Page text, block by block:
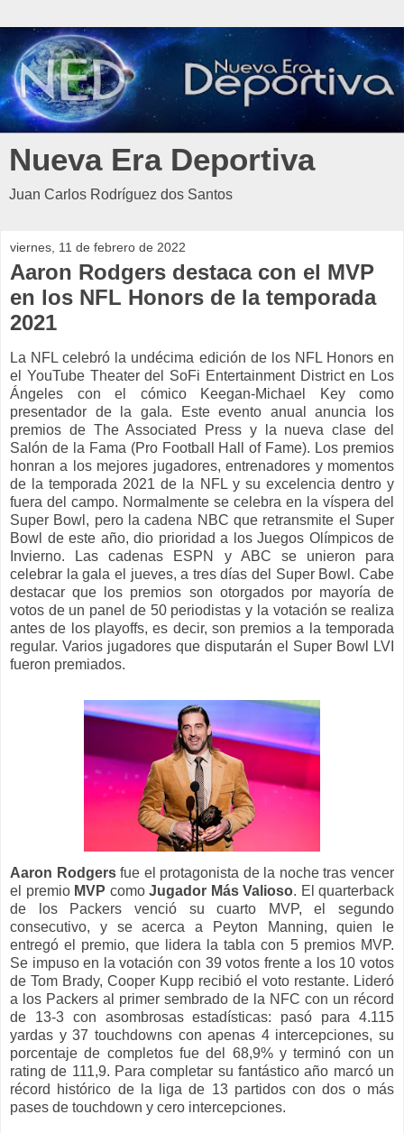
Nueva Era Deportiva
Juan Carlos Rodríguez dos Santos
viernes, 11 de febrero de 2022
Aaron Rodgers destaca con el MVP
en los NFL Honors de la temporada
2021
La NFL celebró la undécima edición de los NFL Honors en
el YouTube Theater del SoFi Entertainment District en Los
Ángeles con el cómico Keegan-Michael Key como
presentador de la gala. Este evento anual anuncia los
premios de The Associated Press y la nueva clase del
Salón de la Fama (Pro Football Hall of Fame). Los premios
honran a los mejores jugadores, entrenadores y momentos
de la temporada 2021 de la NFL y su excelencia dentro y
fuera del campo. Normalmente se celebra en la víspera del
Super Bowl, pero la cadena NBC que retransmite el Super
Bowl de este año, dio prioridad a los Juegos Olímpicos de
Invierno. Las cadenas ESPN y ABC se unieron para
celebrar la gala el jueves, a tres días del Super Bowl. Cabe
destacar que los premios son otorgados por mayoría de
votos de un panel de 50 periodistas y la votación se realiza
antes de los playoffs, es decir, son premios a la temporada
regular. Varios jugadores que disputarán el Super Bowl LVI
fueron premiados.
Aaron Rodgersfue el protagonista de la noche tras vencer
el premio MVP como Jugador Más Valioso. El quarterback
de los Packers venció su cuarto MVP, el segundo
consecutivo, y se acerca a Peyton Manning, quien le
entregó el premio, que lidera la tabla con 5 premios MVP.
Se impuso en la votación con 39 votos frente a los 10 votos
de Tom Brady, Cooper Kupp recibió el voto restante. Lideró
a los Packers al primer sembrado de la NFC con un récord
de 13-3 con asombrosas estadísticas: pasó para 4.115
yardas y 37 touchdowns con apenas 4 intercepciones, su
porcentaje de completos fue del 68,9% y terminó con un
rating de 111,9. Para completar su fantástico año marcó un
récord histórico de la liga de 13 partidos con dos o más
pases de touchdown y cero intercepciones.